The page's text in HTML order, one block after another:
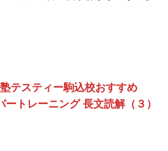
塾テスティー駒込校おすすめ
ートレーニング 長文読解（３）